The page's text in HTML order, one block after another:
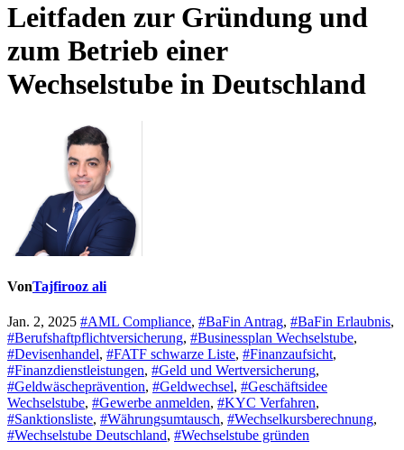
Leitfaden zur Gründung und
zum Betrieb einer
Wechselstube in Deutschland
VonTajfirooz ali
Jan. 2, 2025 #AML Compliance, #BaFin Antrag, #BaFin Erlaubnis,
#Berufshaftpflichtversicherung, #Businessplan Wechselstube,
#Devisenhandel, #FATF schwarze Liste, #Finanzaufsicht,
#Finanzdienstleistungen, #Geld und Wertversicherung,
#Geldwäscheprävention, #Geldwechsel, #Geschäftsidee
Wechselstube, #Gewerbe anmelden, #KYC Verfahren,
#Sanktionsliste, #Währungsumtausch, #Wechselkursberechnung,
#Wechselstube Deutschland, #Wechselstube gründen